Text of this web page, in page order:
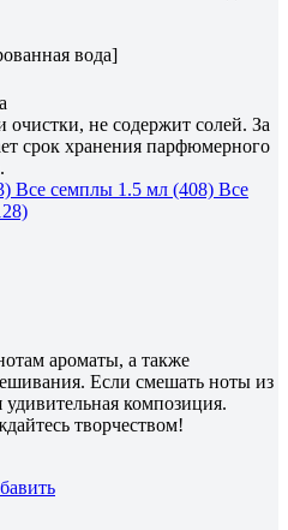
вода]
очистки, не содержит солей. За
срок хранения парфюмерного
Все семплы 1.5 мл (408) Все
ароматы, а также
Если смешать ноты из
композиция.
творчеством!